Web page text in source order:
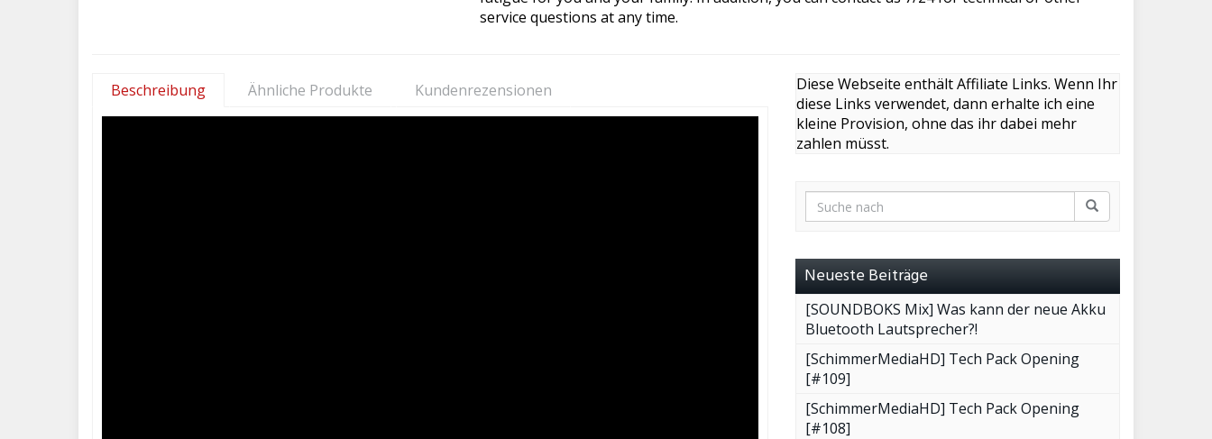
service questions at any time.
Beschreibung Ähnliche Produkte Kundenrezensionen
Diese Webseite enthält Affiliate Links. Wenn Ihr
diese Links verwendet, dann erhalte ich eine
kleine Provision, ohne das ihr dabei mehr
zahlen müsst.
Neueste Beiträge
[SOUNDBOKS Mix] Was kann der neue Akku
Bluetooth Lautsprecher?!
[SchimmerMediaHD] Tech Pack Opening
[#109]
[SchimmerMediaHD] Tech Pack Opening
[#108]